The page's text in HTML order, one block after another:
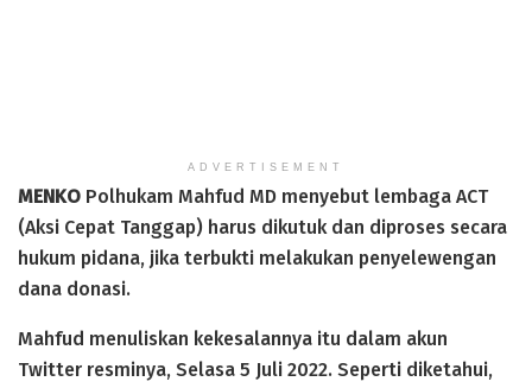
ADVERTISEMENT
MENKO Polhukam Mahfud MD menyebut lembaga ACT
(Aksi Cepat Tanggap) harus dikutuk dan diproses secara
hukum pidana, jika terbukti melakukan penyelewengan
dana donasi.
Mahfud menuliskan kekesalannya itu dalam akun
Twitter resminya, Selasa 5 Juli 2022. Seperti diketahui,